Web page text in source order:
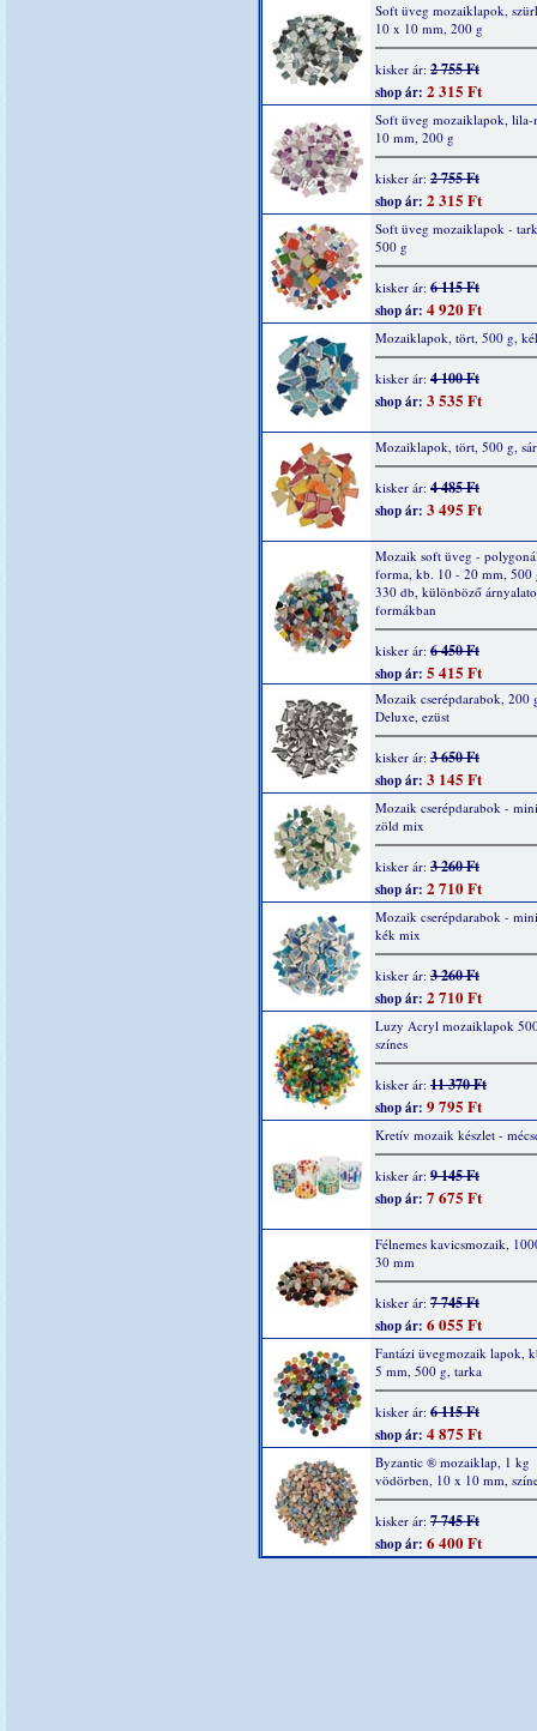
Soft üveg mozaiklapok,
10 x 10 mm, 200 g
kisker ár: 2 755 Ft
shop ár: 2 315 Ft
Soft üveg mozaiklapok,
10 mm, 200 g
kisker ár: 2 755 Ft
shop ár: 2 315 Ft
Soft üveg mozaiklapok -
500 g
kisker ár: 6 115 Ft
shop ár: 4 920 Ft
Mozaiklapok, tört, 500 g,
kisker ár: 4 100 Ft
shop ár: 3 535 Ft
Mozaiklapok, tört, 500 g,
kisker ár: 4 485 Ft
shop ár: 3 495 Ft
Mozaik soft üveg -
forma, kb. 10 - 20 mm, 500
330 db, különböző
formákban
kisker ár: 6 450 Ft
shop ár: 5 415 Ft
Mozaik cserépdarabok, 200
Deluxe, ezüst
kisker ár: 3 650 Ft
shop ár: 3 145 Ft
Mozaik cserépdarabok -
zöld mix
kisker ár: 3 260 Ft
shop ár: 2 710 Ft
Mozaik cserépdarabok -
kék mix
kisker ár: 3 260 Ft
shop ár: 2 710 Ft
Luzy Acryl mozaiklapok
színes
kisker ár: 11 370 Ft
shop ár: 9 795 Ft
Kretív mozaik készlet -
kisker ár: 9 145 Ft
shop ár: 7 675 Ft
Félnemes kavicsmozaik,
30 mm
kisker ár: 7 745 Ft
shop ár: 6 055 Ft
Fantázi üvegmozaik lapok,
5 mm, 500 g, tarka
kisker ár: 6 115 Ft
shop ár: 4 875 Ft
Byzantic ® mozaiklap, 1 kg
vödörben, 10 x 10 mm,
kisker ár: 7 745 Ft
shop ár: 6 400 Ft